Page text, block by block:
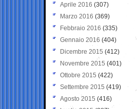
Aprile 2016 (307)
Marzo 2016 (369)
Febbraio 2016 (335)
Gennaio 2016 (404)
Dicembre 2015 (412)
Novembre 2015 (401)
Ottobre 2015 (422)
Settembre 2015 (419)
Agosto 2015 (416)